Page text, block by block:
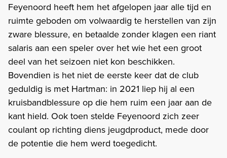
Feyenoord heeft hem het afgelopen jaar alle tijd en
ruimte geboden om volwaardig te herstellen van zijn
zware blessure, en betaalde zonder klagen een riant
salaris aan een speler over het wie het een groot
deel van het seizoen niet kon beschikken.
Bovendien is het niet de eerste keer dat de club
geduldig is met Hartman: in 2021 liep hij al een
kruisbandblessure op die hem ruim een jaar aan de
kant hield. Ook toen stelde Feyenoord zich zeer
coulant op richting diens jeugdproduct, mede door
de potentie die hem werd toegedicht.